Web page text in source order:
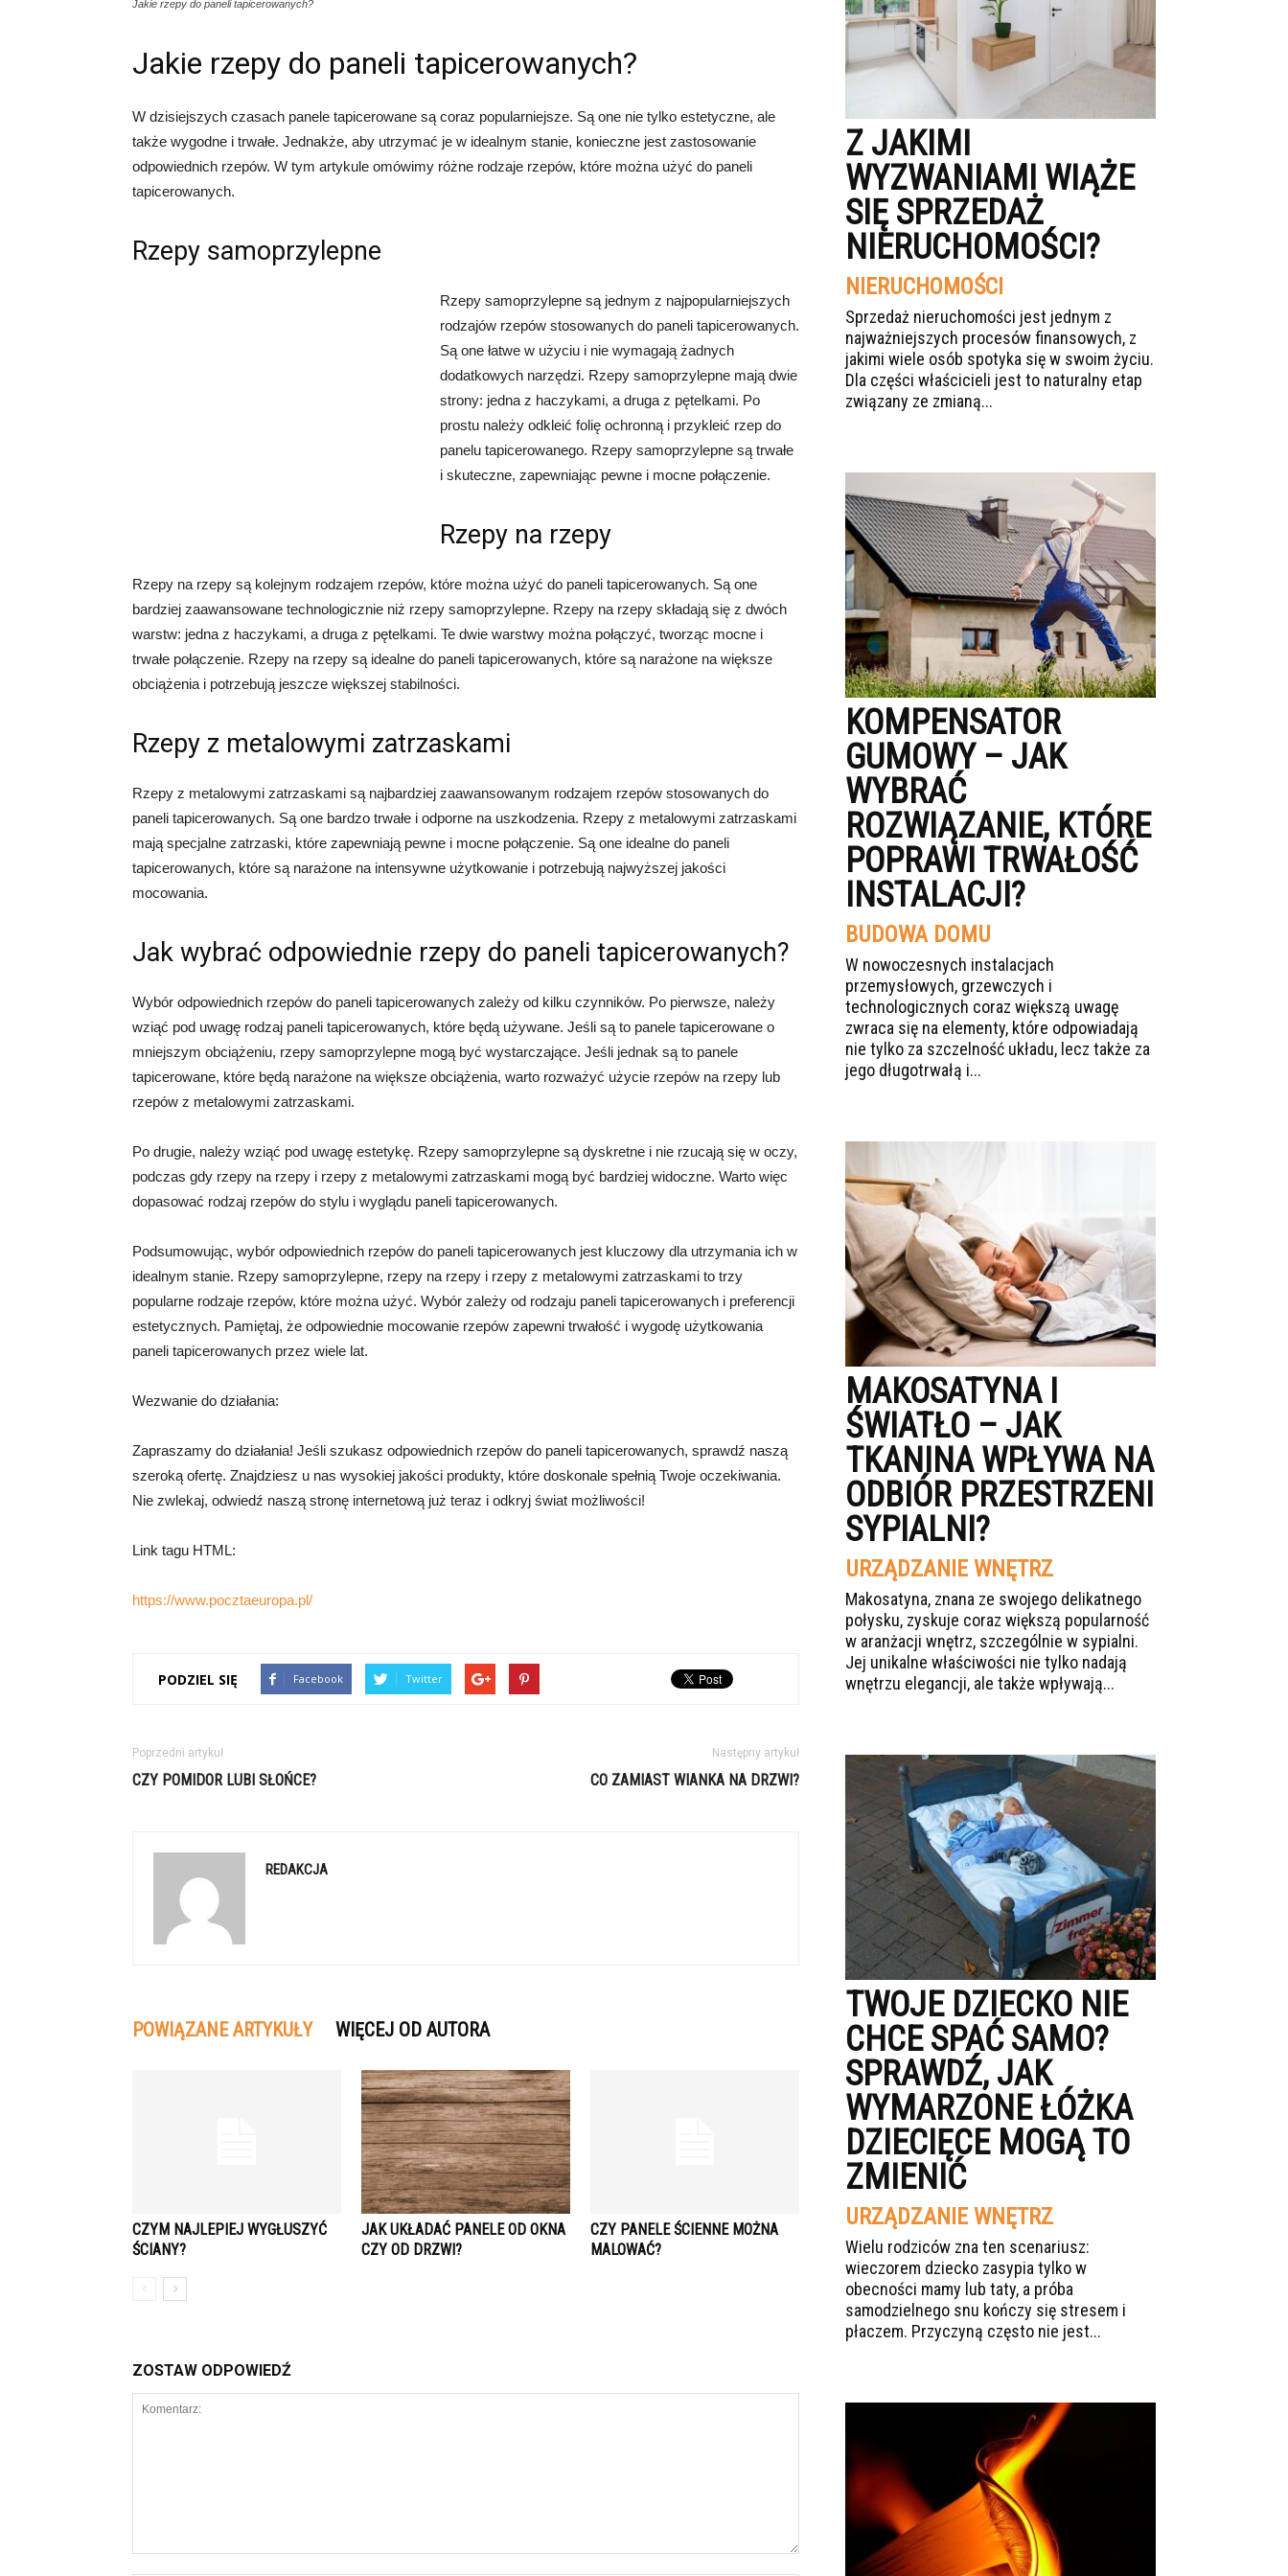
Jakie rzepy do paneli tapicerowanych?
Jakie rzepy do paneli tapicerowanych?
W dzisiejszych czasach panele tapicerowane są coraz popularniejsze. Są one nie tylko estetyczne, ale
także wygodne i trwałe. Jednakże, aby utrzymać je w idealnym stanie, konieczne jest zastosowanie
odpowiednich rzepów. W tym artykule omówimy różne rodzaje rzepów, które można użyć do paneli
tapicerowanych.
Rzepy samoprzylepne
Rzepy samoprzylepne są jednym z najpopularniejszych
rodzajów rzepów stosowanych do paneli tapicerowanych.
Są one łatwe w użyciu i nie wymagają żadnych
dodatkowych narzędzi. Rzepy samoprzylepne mają dwie
strony: jedna z haczykami, a druga z pętelkami. Po
prostu należy odkleić folię ochronną i przykleić rzep do
panelu tapicerowanego. Rzepy samoprzylepne są trwałe
i skuteczne, zapewniając pewne i mocne połączenie.
Rzepy na rzepy
Rzepy na rzepy są kolejnym rodzajem rzepów, które można użyć do paneli tapicerowanych. Są one
bardziej zaawansowane technologicznie niż rzepy samoprzylepne. Rzepy na rzepy składają się z dwóch
warstw: jedna z haczykami, a druga z pętelkami. Te dwie warstwy można połączyć, tworząc mocne i
trwałe połączenie. Rzepy na rzepy są idealne do paneli tapicerowanych, które są narażone na większe
obciążenia i potrzebują jeszcze większej stabilności.
Rzepy z metalowymi zatrzaskami
Rzepy z metalowymi zatrzaskami są najbardziej zaawansowanym rodzajem rzepów stosowanych do
paneli tapicerowanych. Są one bardzo trwałe i odporne na uszkodzenia. Rzepy z metalowymi zatrzaskami
mają specjalne zatrzaski, które zapewniają pewne i mocne połączenie. Są one idealne do paneli
tapicerowanych, które są narażone na intensywne użytkowanie i potrzebują najwyższej jakości
mocowania.
Jak wybrać odpowiednie rzepy do paneli tapicerowanych?
Wybór odpowiednich rzepów do paneli tapicerowanych zależy od kilku czynników. Po pierwsze, należy
wziąć pod uwagę rodzaj paneli tapicerowanych, które będą używane. Jeśli są to panele tapicerowane o
mniejszym obciążeniu, rzepy samoprzylepne mogą być wystarczające. Jeśli jednak są to panele
tapicerowane, które będą narażone na większe obciążenia, warto rozważyć użycie rzepów na rzepy lub
rzepów z metalowymi zatrzaskami.
Po drugie, należy wziąć pod uwagę estetykę. Rzepy samoprzylepne są dyskretne i nie rzucają się w oczy,
podczas gdy rzepy na rzepy i rzepy z metalowymi zatrzaskami mogą być bardziej widoczne. Warto więc
dopasować rodzaj rzepów do stylu i wyglądu paneli tapicerowanych.
Podsumowując, wybór odpowiednich rzepów do paneli tapicerowanych jest kluczowy dla utrzymania ich w
idealnym stanie. Rzepy samoprzylepne, rzepy na rzepy i rzepy z metalowymi zatrzaskami to trzy
popularne rodzaje rzepów, które można użyć. Wybór zależy od rodzaju paneli tapicerowanych i preferencji
estetycznych. Pamiętaj, że odpowiednie mocowanie rzepów zapewni trwałość i wygodę użytkowania
paneli tapicerowanych przez wiele lat.
Wezwanie do działania:
Zapraszamy do działania! Jeśli szukasz odpowiednich rzepów do paneli tapicerowanych, sprawdź naszą
szeroką ofertę. Znajdziesz u nas wysokiej jakości produkty, które doskonale spełnią Twoje oczekiwania.
Nie zwlekaj, odwiedź naszą stronę internetową już teraz i odkryj świat możliwości!
Link tagu HTML:
https://www.pocztaeuropa.pl/
PODZIEL SIĘ Facebook Twitter
Poprzedni artykuł
CZY POMIDOR LUBI SŁOŃCE?
Następny artykuł
CO ZAMIAST WIANKA NA DRZWI?
REDAKCJA
POWIĄZANE ARTYKUŁY WIĘCEJ OD AUTORA
CZYM NAJLEPIEJ WYGŁUSZYĆ
ŚCIANY?
JAK UKŁADAĆ PANELE OD OKNA
CZY OD DRZWI?
CZY PANELE ŚCIENNE MOŻNA
MALOWAĆ?
ZOSTAW ODPOWIEDŹ
Z JAKIMI
WYZWANIAMI WIĄŻE
SIĘ SPRZEDAŻ
NIERUCHOMOŚCI?
NIERUCHOMOŚCI
Sprzedaż nieruchomości jest jednym z
najważniejszych procesów finansowych, z
jakimi wiele osób spotyka się w swoim życiu.
Dla części właścicieli jest to naturalny etap
związany ze zmianą...
KOMPENSATOR
GUMOWY – JAK
WYBRAĆ
ROZWIĄZANIE, KTÓRE
POPRAWI TRWAŁOŚĆ
INSTALACJI?
BUDOWA DOMU
W nowoczesnych instalacjach
przemysłowych, grzewczych i
technologicznych coraz większą uwagę
zwraca się na elementy, które odpowiadają
nie tylko za szczelność układu, lecz także za
jego długotrwałą i...
MAKOSATYNA I
ŚWIATŁO – JAK
TKANINA WPŁYWA NA
ODBIÓR PRZESTRZENI
SYPIALNI?
URZĄDZANIE WNĘTRZ
Makosatyna, znana ze swojego delikatnego
połysku, zyskuje coraz większą popularność
w aranżacji wnętrz, szczególnie w sypialni.
Jej unikalne właściwości nie tylko nadają
wnętrzu elegancji, ale także wpływają...
TWOJE DZIECKO NIE
CHCE SPAĆ SAMO?
SPRAWDŹ, JAK
WYMARZONE ŁÓŻKA
DZIECIĘCE MOGĄ TO
ZMIENIĆ
URZĄDZANIE WNĘTRZ
Wielu rodziców zna ten scenariusz:
wieczorem dziecko zasypia tylko w
obecności mamy lub taty, a próba
samodzielnego snu kończy się stresem i
płaczem. Przyczyną często nie jest...